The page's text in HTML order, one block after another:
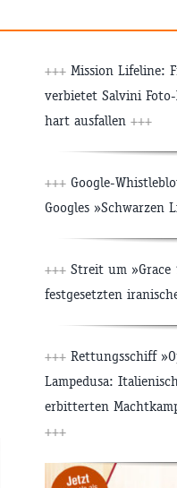
+++ Mission Lifeline:
verbietet Salvini
hart ausfallen +++
+++ Google-
Googles »Schwarzen
+++ Streit um
festgesetzten
+++ Rettungsschiff
Lampedusa:
erbitterten
+++